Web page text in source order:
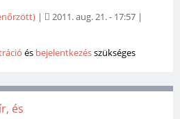
| 2011. aug. 21. - 17:57 |
és bejelentkezésszükséges
és